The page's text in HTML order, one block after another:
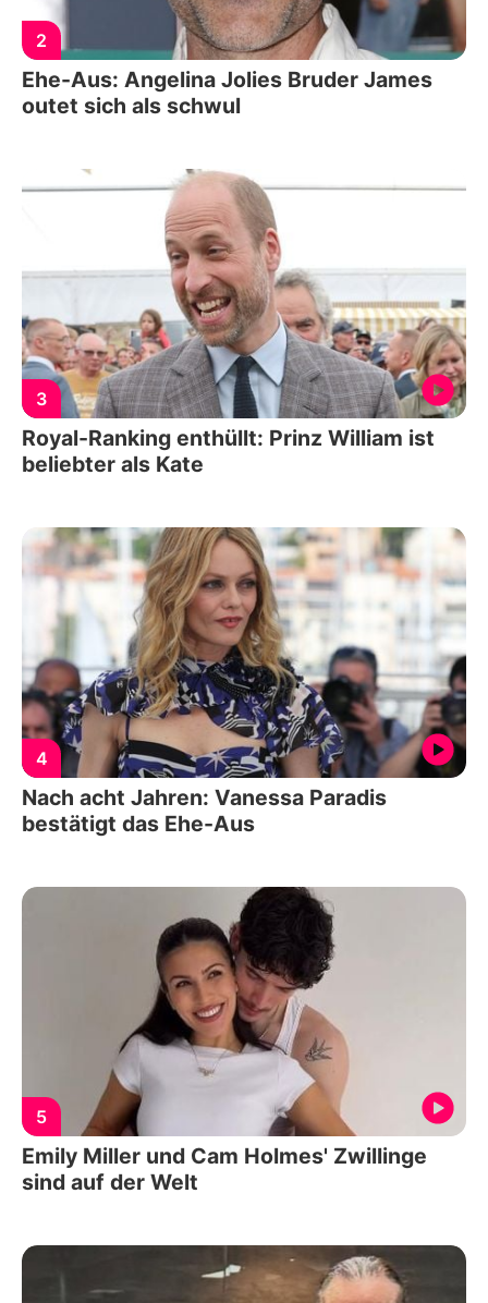
2
Ehe-Aus: Angelina Jolies Bruder James
outet sich als schwul
3
Royal-Ranking enthüllt: Prinz William ist
beliebter als Kate
4
Nach acht Jahren: Vanessa Paradis
bestätigt das Ehe-Aus
5
Emily Miller und Cam Holmes' Zwillinge
sind auf der Welt